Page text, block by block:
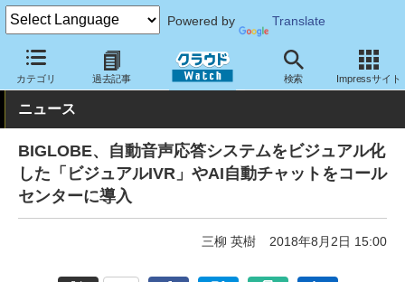
Powered by Translate
カテゴリ 過去記事 検索 Impressサイト
クラウド Watch トピック 導入事例
ニュース
BIGLOBE、自動音声応答システムをビジュアル化
した「ビジュアルIVR」やAI自動チャットをコール
センターに導入
三柳 英樹 2018年8月2日 15:00